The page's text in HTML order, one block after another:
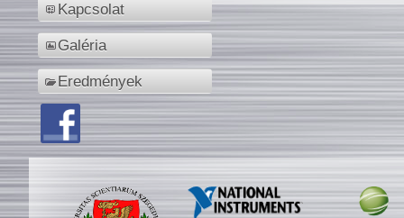
Kapcsolat
Galéria
Eredmények